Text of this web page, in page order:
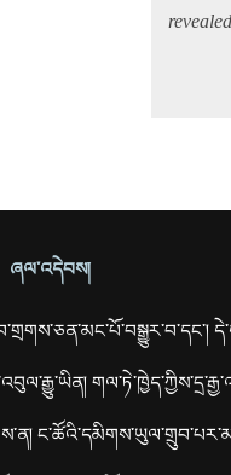
ཞལ་འདེབས།